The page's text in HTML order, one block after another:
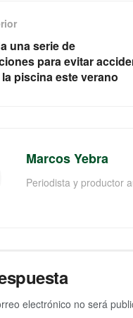
una serie de
para evitar
piscina este verano
Marcos Yebra
Periodista y productor
electrónico no será